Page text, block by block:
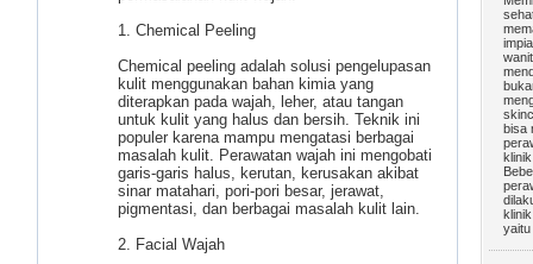
1. Chemical Peeling
Chemical peeling adalah solusi pengelupasan
kulit menggunakan bahan kimia yang
diterapkan pada wajah, leher, atau tangan
untuk kulit yang halus dan bersih. Teknik ini
populer karena mampu mengatasi berbagai
masalah kulit. Perawatan wajah ini mengobati
garis-garis halus, kerutan, kerusakan akibat
sinar matahari, pori-pori besar, jerawat,
pigmentasi, dan berbagai masalah kulit lain.
2. Facial Wajah
bisa
yaitu